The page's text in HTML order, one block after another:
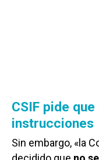
CSIF pide
instrucciones
Sin embargo, «la